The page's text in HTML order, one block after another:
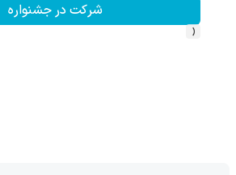
شرکت در جشنواره
‹